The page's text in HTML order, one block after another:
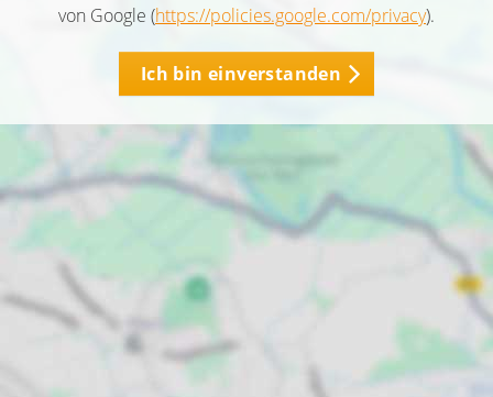
von Google (https://policies.google.com/privacy).
Ich bin einverstanden